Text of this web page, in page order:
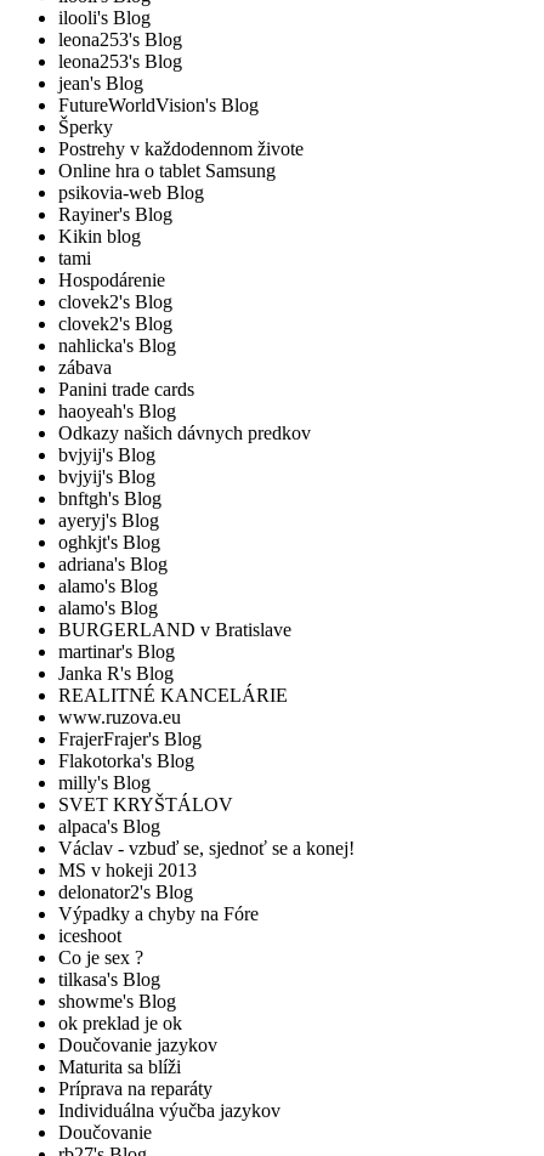
ilooli's Blog
leona253's Blog
leona253's Blog
jean's Blog
FutureWorldVision's Blog
Šperky
Postrehy v každodennom živote
Online hra o tablet Samsung
psikovia-web Blog
Rayiner's Blog
Kikin blog
tami
Hospodárenie
clovek2's Blog
clovek2's Blog
nahlicka's Blog
zábava
Panini trade cards
haoyeah's Blog
Odkazy našich dávnych predkov
bvjyij's Blog
bvjyij's Blog
bnftgh's Blog
ayeryj's Blog
oghkjt's Blog
adriana's Blog
alamo's Blog
alamo's Blog
BURGERLAND v Bratislave
martinar's Blog
Janka R's Blog
REALITNÉ KANCELÁRIE
www.ruzova.eu
FrajerFrajer's Blog
Flakotorka's Blog
milly's Blog
SVET KRYŠTÁLOV
alpaca's Blog
Václav - vzbuď se, sjednoť se a konej!
MS v hokeji 2013
delonator2's Blog
Výpadky a chyby na Fóre
iceshoot
Co je sex ?
tilkasa's Blog
showme's Blog
ok preklad je ok
Doučovanie jazykov
Maturita sa blíži
Príprava na reparáty
Individuálna výučba jazykov
Doučovanie